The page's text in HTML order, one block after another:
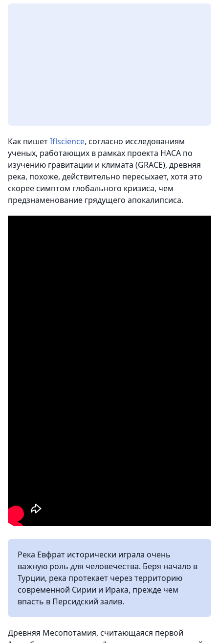
Как пишетIflscience, согласно исследованиям
ученых, работающих в рамках проекта НАСА по
изучению гравитации и климата (GRACE), древняя
река, похоже, действительно пересыхает, хотя это
скорее симптом глобального кризиса, чем
предзнаменование грядущего апокалипсиса.
Река Евфрат исторически играла очень
важную роль для человечества. Беря начало в
Турции, река протекает через территорию
современной Сирии и Ирака, прежде чем
впасть в Персидский залив.
Древняя Месопотамия, считающаяся первой